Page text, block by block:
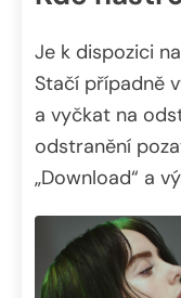
Je k dispozici
Stačí případně
a vyčkat na
odstranění
„Download“ a